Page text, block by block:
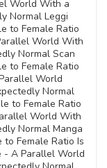
World With a
Normal Leggi
to Female Ratio
World With
Normal Scan
to Female Ratio
World
Normal
to Female Ratio
World With
Normal Manga
Female Ratio Is
- A Parallel World